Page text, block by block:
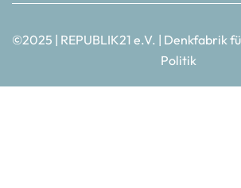
©2025 | REPUBLIK21 e.V. | Denkfabrik
Politik